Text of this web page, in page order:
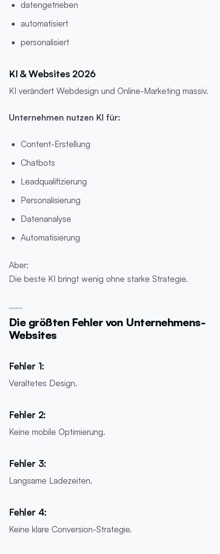
datengetrieben
automatisiert
personalisiert
KI & Websites 2026
KI verändert Webdesign und Online-Marketing massiv.
Unternehmen nutzen KI für:
Content-Erstellung
Chatbots
Leadqualifizierung
Personalisierung
Datenanalyse
Automatisierung
Aber:
Die beste KI bringt wenig ohne starke Strategie.
Die größten Fehler von Unternehmens-
Websites
Fehler 1:
Veraltetes Design.
Fehler 2:
Keine mobile Optimierung.
Fehler 3:
Langsame Ladezeiten.
Fehler 4:
Keine klare Conversion-Strategie.